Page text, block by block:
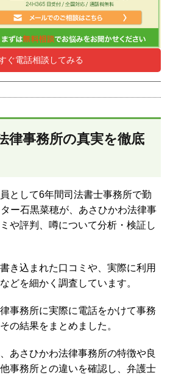
ぐ電話相談してみる
律事務所の真実を徹底
として6年間司法書士事務所で勤
ー石黒菜穂が、あさひかわ法律事
や評判、噂について分析・検証し
き込まれた口コミや、実際に利用
どを細かく調査しています。
事務所に実際に電話をかけて事務
の結果をまとめました。
あさひかわ法律事務所の特徴や良
事務所との違いを確認し、弁護士